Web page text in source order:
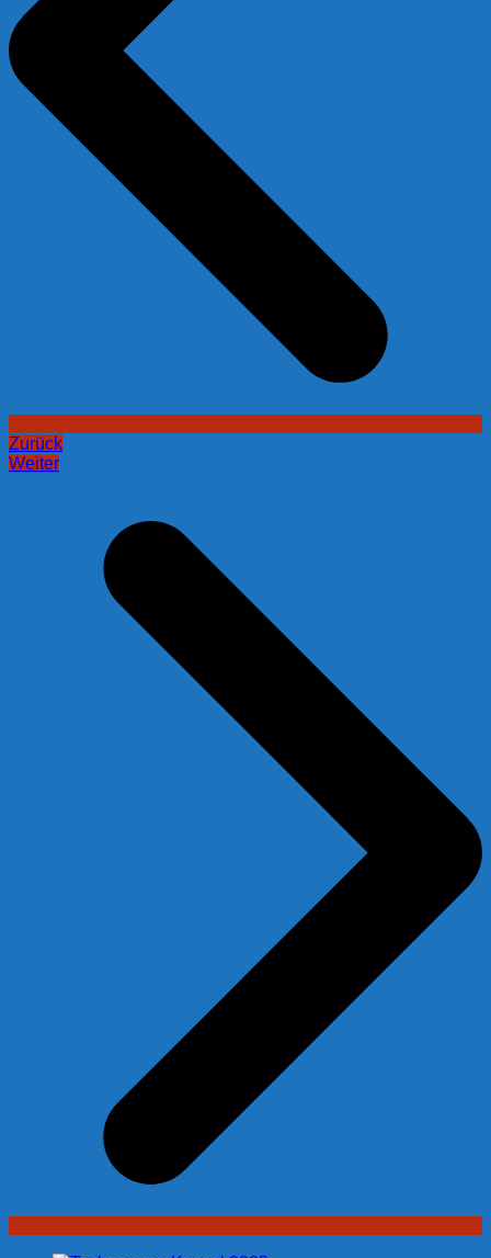
Zurück
Weiter